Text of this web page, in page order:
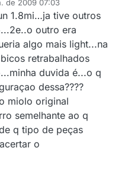
de 2009 07:03
abr. de 2009 03:04
1.8mi…ja tive outros
outro era
algo mais light...na
retrabalhados
duvida é...o q
dessa????
miolo original
semelhante ao q
q tipo de peças
o